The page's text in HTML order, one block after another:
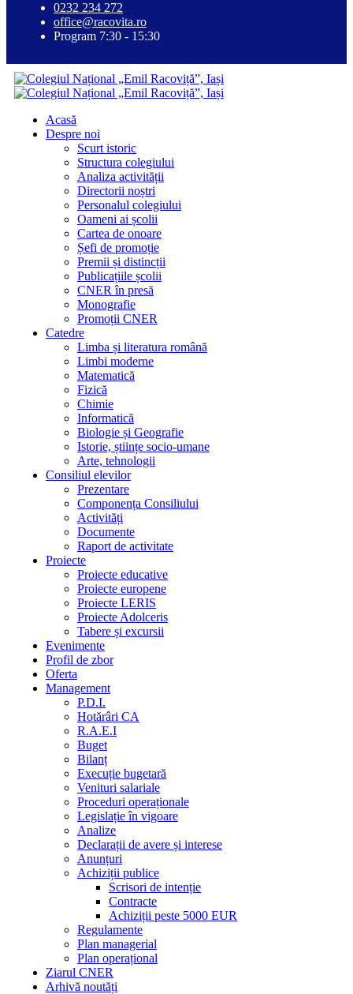
0232 234 272
office@racovita.ro
Program 7:30 - 15:30
Acasă
Despre noi
Scurt istoric
Structura colegiului
Analiza activității
Directorii noștri
Personalul colegiului
Oameni ai școlii
Cartea de onoare
Șefi de promoție
Premii și distincții
Publicațiile școlii
CNER în presă
Monografie
Promoții CNER
Catedre
Limba și literatura română
Limbi moderne
Matematică
Fizică
Chimie
Informatică
Biologie și Geografie
Istorie, științe socio-umane
Arte, tehnologii
Consiliul elevilor
Prezentare
Componența Consiliului
Activități
Documente
Raport de activitate
Proiecte
Proiecte educative
Proiecte europene
Proiecte LERIS
Proiecte Adolceris
Tabere și excursii
Evenimente
Profil de zbor
Oferta
Management
P.D.I.
Hotărâri CA
R.A.E.I
Buget
Bilanț
Execuție bugetară
Venituri salariale
Proceduri operaționale
Legislație în vigoare
Analize
Declarații de avere și interese
Anunțuri
Achiziții publice
Scrisori de intenție
Contracte
Achiziții peste 5000 EUR
Regulamente
Plan managerial
Plan operațional
Ziarul CNER
Arhivă noutăți